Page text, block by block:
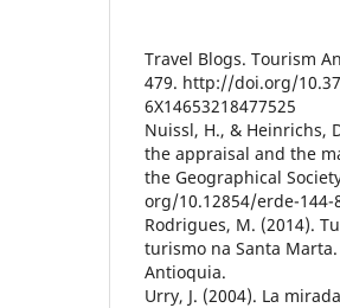
Travel Blogs. Tourism
479. http://doi.org/
6X14653218477525
Nuissl, H., & Heinrichs,
the appraisal and the
the Geographical
org/10.12854/erde-144-
Rodrigues, M. (2014).
turismo na Santa
Antioquia.
Urry, J. (2004). La